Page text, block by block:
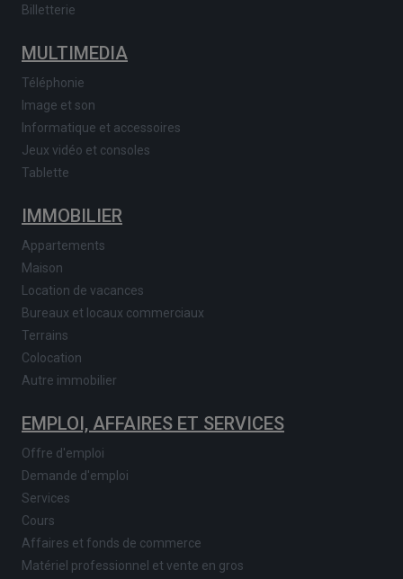
Billetterie
MULTIMEDIA
Téléphonie
Image et son
Informatique et accessoires
Jeux vidéo et consoles
Tablette
IMMOBILIER
Appartements
Maison
Location de vacances
Bureaux et locaux commerciaux
Terrains
Colocation
Autre immobilier
EMPLOI, AFFAIRES ET SERVICES
Offre d'emploi
Demande d'emploi
Services
Cours
Affaires et fonds de commerce
Matériel professionnel et vente en gros